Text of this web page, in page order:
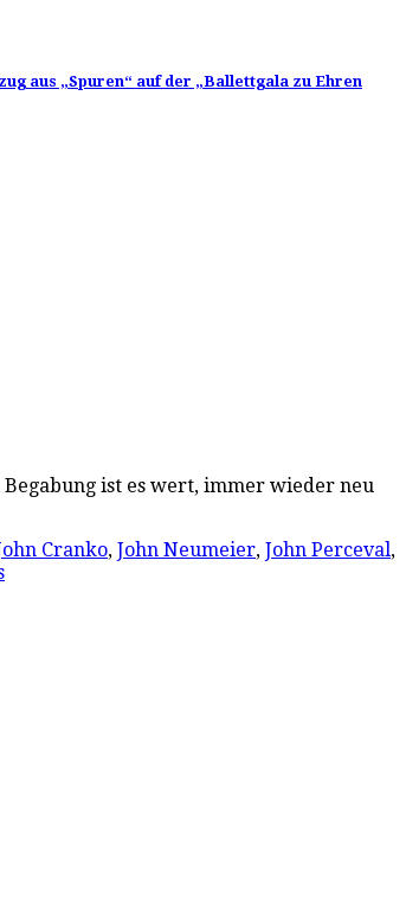
aus „Spuren“ auf der „Ballettgala zu Ehren
ist es wert, immer wieder neu
Cranko, John Neumeier, John Perceval,